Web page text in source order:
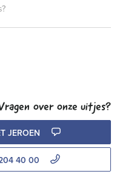
over onze uitjes?
JEROEN
40 00